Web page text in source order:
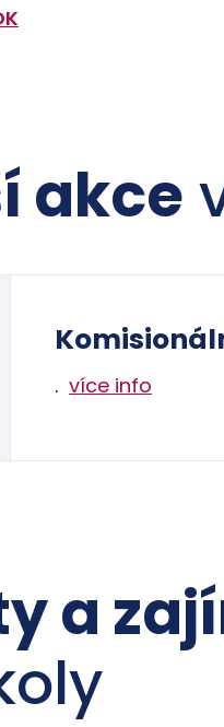
akce
. více info
a